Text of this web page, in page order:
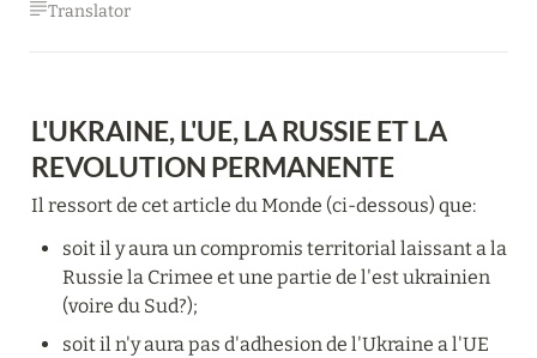
Translator
L'UKRAINE, L'UE, LA RUSSIE ET LA
REVOLUTION PERMANENTE
Il ressort de cet article du Monde (ci-dessous) que:
soit il y aura un compromis territorial laissant a la
Russie la Crimee et une partie de l'est ukrainien
(voire du Sud?);
soit il n'y aura pas d'adhesion de l'Ukraine a l'UE